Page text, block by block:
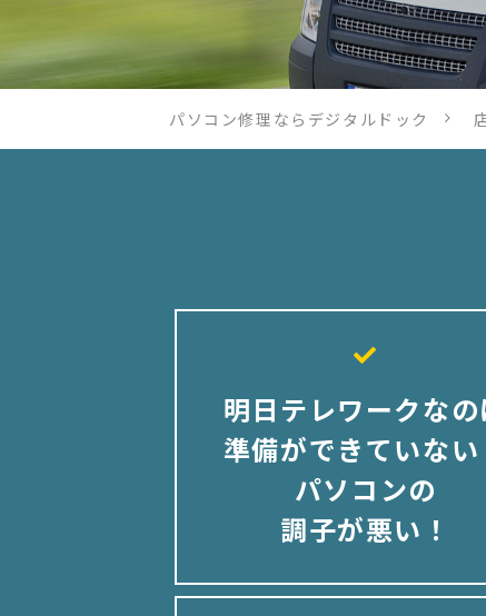
パソコン修理ならデジタルドック
明日テレワークなの
準備ができていない
パソコンの
調子が悪い！